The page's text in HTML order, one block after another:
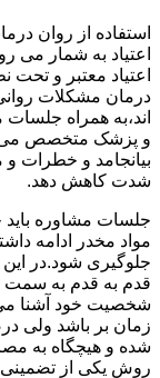
استفاده از روان
اعتیاد به شمار
اعتیاد معتبر و
درمان مشکلات
اند،به همراه
و پزشک متخصص می
بیانجامد و خطرات و
شدت کاهش دهد.
جلسات مشاوره
مواد مخدر ادامه
جلوگیری شود.در این
قدم به قدم به سمت
شخصیت خود آشنا
زمان بر باشد ولی
شده و هیچگاه به
روش یکی از